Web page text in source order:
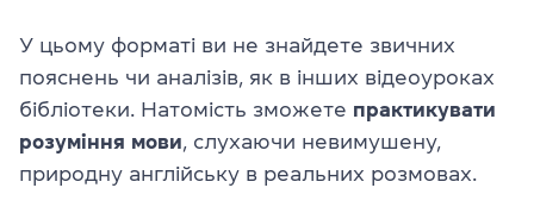
У цьому форматі ви не знайдете звичних
пояснень чи аналізів, як в інших відеоуроках
бібліотеки. Натомість зможете практикувати
розуміння мови, слухаючи невимушену,
природну англійську в реальних розмовах.